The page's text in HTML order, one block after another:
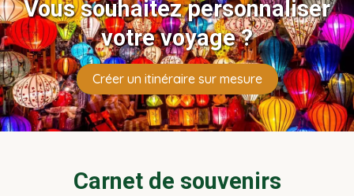
Vous souhaitez personnaliser
votre voyage ?
Créer un itinéraire sur mesure
Carnet de souvenirs